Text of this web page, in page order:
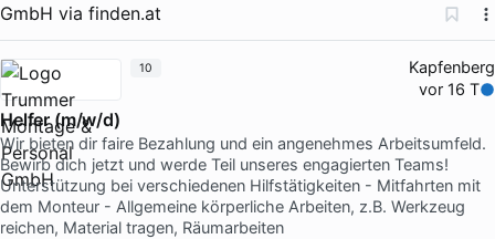
GmbH via finden.at
Kapfenberg
vor 16 T
Helfer (m/w/d)
Wir bieten dir faire Bezahlung und ein angenehmes Arbeitsumfeld.
Bewirb dich jetzt und werde Teil unseres engagierten Teams!
Unterstützung bei verschiedenen Hilfstätigkeiten - Mitfahrten mit
dem Monteur - Allgemeine körperliche Arbeiten, z.B. Werkzeug
reichen, Material tragen, Räumarbeiten
10